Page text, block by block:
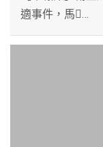
適事件，馬…